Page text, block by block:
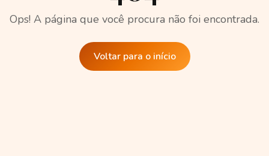
Ops! A página que você procura não foi encontrada.
Voltar para o início